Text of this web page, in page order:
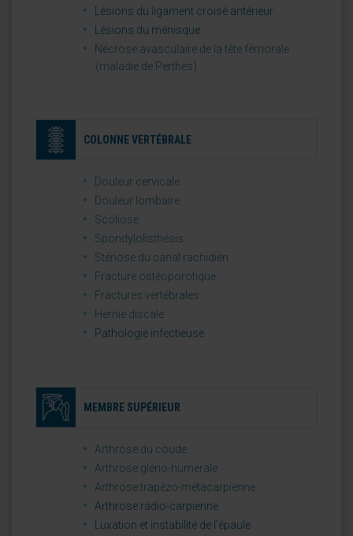
Lésions du ligament croisé antérieur
Lésions du ménisque
Nécrose avasculaire de la tête fémorale
(maladie de Perthes)
COLONNE VERTÉBRALE
Douleur cervicale
Douleur lombaire
Scoliose
Spondylolisthésis
Sténose du canal rachidien
Fracture ostéoporotique
Fractures vertébrales
Hernie discale
Pathologie infectieuse
MEMBRE SUPÉRIEUR
Arthrose du coude
Arthrose gléno-humérale
Arthrose trapézo-métacarpienne
Arthrose radio-carpienne
Luxation et instabilité de l’épaule